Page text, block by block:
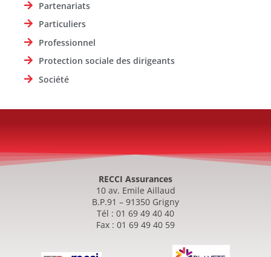
Partenariats
Particuliers
Professionnel
Protection sociale des dirigeants
Société
RECCI Assurances
10 av. Emile Aillaud
B.P.91 – 91350 Grigny
Tél : 01 69 49 40 40
Fax : 01 69 49 40 59